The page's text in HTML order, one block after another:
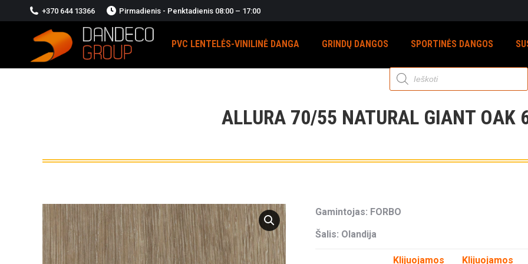
+370 644 13366 Pirmadienis - Penktadienis 08:00 – 17:00
PVC LENTELĖS-VINILINĖ DANGA GRINDŲ DANGOS SPORTINĖS DANGOS
Products
search
ALLURA 70/55 NATURAL GIANT OAK
Gamintojas: FORBO
Šalis: Olandija
Klijuojamos
Klijuojamos